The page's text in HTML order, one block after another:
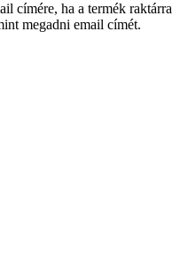
címére, ha a termék raktárra
megadni email címét.